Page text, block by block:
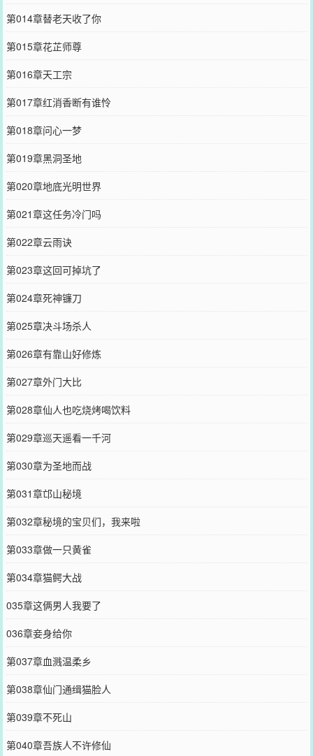
第014章替老天收了你
第015章花芷师尊
第016章天工宗
第017章红消香断有谁怜
第018章问心一梦
第019章黑洞圣地
第020章地底光明世界
第021章这任务冷门吗
第022章云雨诀
第023章这回可掉坑了
第024章死神镰刀
第025章决斗场杀人
第026章有靠山好修炼
第027章外门大比
第028章仙人也吃烧烤喝饮料
第029章巡天遥看一千河
第030章为圣地而战
第031章邙山秘境
第032章秘境的宝贝们，我来啦
第033章做一只黄雀
第034章猫鳄大战
035章这俩男人我要了
036章妾身给你
第037章血溅温柔乡
第038章仙门通缉猫脸人
第039章不死山
第040章吾族人不许修仙